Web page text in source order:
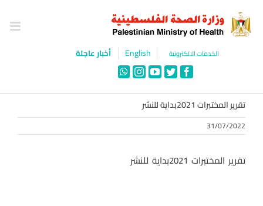
content
الخدمات الالكترونية English أخبار عاجلة
Facebook
Twitter
YouTube
Instagram
WhatsApp
تقرير المختبرات 2021بداية للنشر
31/07/2022
تقرير المختبرات 2021بداية للنشر